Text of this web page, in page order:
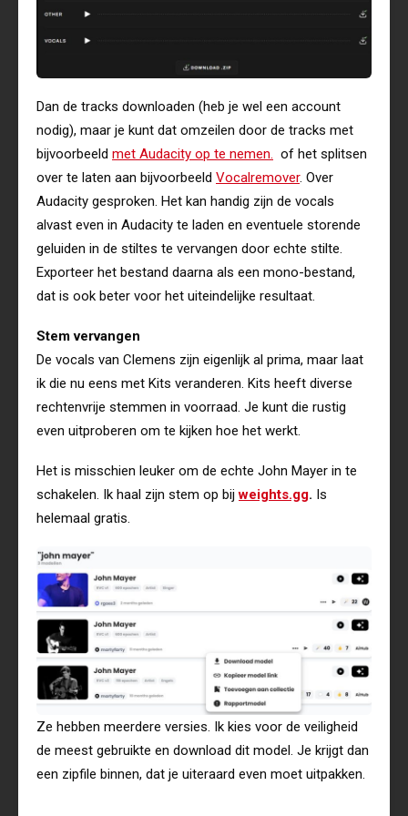
Dan de tracks downloaden (heb je wel een account
nodig), maar je kunt dat omzeilen door de tracks met
bijvoorbeeld met Audacity op te nemen. of het splitsen
over te laten aan bijvoorbeeld Vocalremover. Over
Audacity gesproken. Het kan handig zijn de vocals
alvast even in Audacity te laden en eventuele storende
geluiden in de stiltes te vervangen door echte stilte.
Exporteer het bestand daarna als een mono-bestand,
dat is ook beter voor het uiteindelijke resultaat.
Stem vervangen
De vocals van Clemens zijn eigenlijk al prima, maar laat
ik die nu eens met Kits veranderen. Kits heeft diverse
rechtenvrije stemmen in voorraad. Je kunt die rustig
even uitproberen om te kijken hoe het werkt.
Het is misschien leuker om de echte John Mayer in te
schakelen. Ik haal zijn stem op bijweights.gg. Is
helemaal gratis.
Ze hebben meerdere versies. Ik kies voor de veiligheid
de meest gebruikte en download dit model. Je krijgt dan
een zipfile binnen, dat je uiteraard even moet uitpakken.